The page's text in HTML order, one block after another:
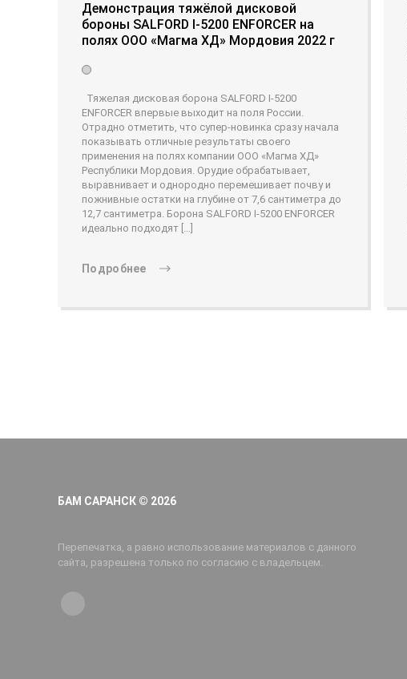
Демонстрация тяжёлой дисковой
бороны SALFORD I-5200 ENFORCER на
полях ООО «Магма ХД» Мордовия 2022 г
Тяжелая дисковая борона SALFORD I-5200
ENFORCER впервые выходит на поля России.
Отрадно отметить, что супер-новинка сразу начала
показывать отличные результаты своего
применения на полях компании ООО «Магма ХД»
Республики Мордовия. Орудие обрабатывает,
выравнивает и однородно перемешивает почву и
пожнивные остатки на глубине от 7,6 сантиметра до
12,7 сантиметра. Борона SALFORD I-5200 ENFORCER
идеально подходят […]
Подробнее
БАМ САРАНСК © 2026
Перепечатка, а равно использование материалов с данного
сайта, разрешена только по согласию с владельцем.